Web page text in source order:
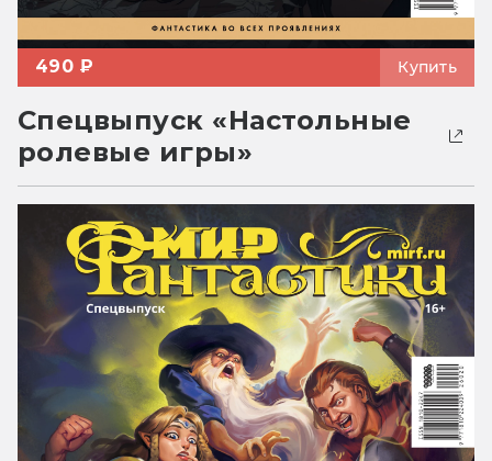
490 ₽ Купить
Спецвыпуск «Настольные
ролевые игры»